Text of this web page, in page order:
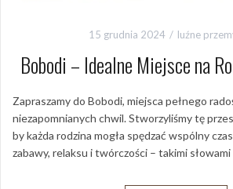
15 grudnia 2024 luźne
Bobodi – Idealne Miejsce na
Zapraszamy do Bobodi, miejsca pełnego
niezapomnianych chwil. Stworzyliśmy tę
by każda rodzina mogła spędzać wspólny
zabawy, relaksu i twórczości – takimi